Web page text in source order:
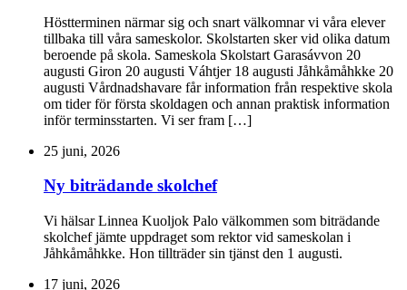
Höstterminen närmar sig och snart välkomnar vi våra elever
tillbaka till våra sameskolor. Skolstarten sker vid olika datum
beroende på skola. Sameskola Skolstart Garasávvon 20
augusti Giron 20 augusti Váhtjer 18 augusti Jåhkåmåhkke 20
augusti Vårdnadshavare får information från respektive skola
om tider för första skoldagen och annan praktisk information
inför terminsstarten. Vi ser fram […]
25 juni, 2026
Ny biträdande skolchef
Vi hälsar Linnea Kuoljok Palo välkommen som biträdande
skolchef jämte uppdraget som rektor vid sameskolan i
Jåhkåmåhkke. Hon tillträder sin tjänst den 1 augusti.
17 juni, 2026